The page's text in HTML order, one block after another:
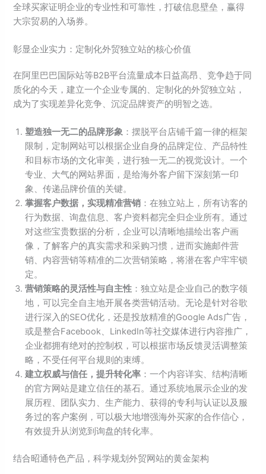
全球买家证明企业的专业性和可靠性，打破信息壁垒，赢得
大宗贸易的入场券。
彰显企业实力：定制化外贸独立站的核心价值
在阿里巴巴国际站等B2B平台流量成本日益高昂、竞争趋于同
质化的今天，建立一个企业专属的、定制化的外贸独立站，
成为了实现差异化竞争、沉淀品牌资产的明智之选。
塑造独一无二的品牌形象 ：摆脱平台店铺千篇一律的框架
限制，定制网站可以根据企业自身的品牌定位、产品特性
和目标市场的文化审美，进行独一无二的视觉设计。一个
专业、大气的网站界面，是给海外客户留下深刻第一印
象、传递品牌价值的关键。
掌握客户数据，实现精准营销 ：在独立站上，所有访客的
行为数据、询盘信息、客户资料都完全归企业所有。通过
对这些宝贵数据的分析，企业可以清晰地描绘出客户画
像，了解客户的真实需求和采购习惯，进而实施邮件营
销、内容营销等精准的二次营销策略，将潜在客户牢牢锁
定。
营销策略的灵活性与自主性 ：独立站是企业自己的数字领
地，可以完全自主地开展各类营销活动。无论是针对谷歌
进行深入的SEO优化，还是投放精准的Google Ads广告，
或是整合Facebook、LinkedIn等社交媒体进行内容推广，
企业都拥有绝对的控制权，可以根据市场反馈灵活调整策
略，不受任何平台规则的束缚。
建立权威与信任，提升转化率 ：一个内容详实、结构清晰
的官方网站是建立信任的基石。通过系统地展示企业的发
展历程、团队实力、生产能力、获得的专利与认证以及服
务过的客户案例，可以极大地增强海外买家的合作信心，
有效提升从浏览到询盘的转化率。
结合昭通特色产品，科学规划外贸网站的黄金架构